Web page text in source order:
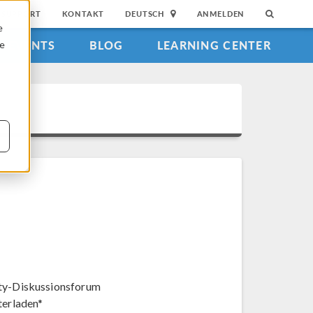
SUPPORT KONTAKT DEUTSCH ANMELDEN
EVENTS BLOG LEARNING CENTER
Diskussionsforum